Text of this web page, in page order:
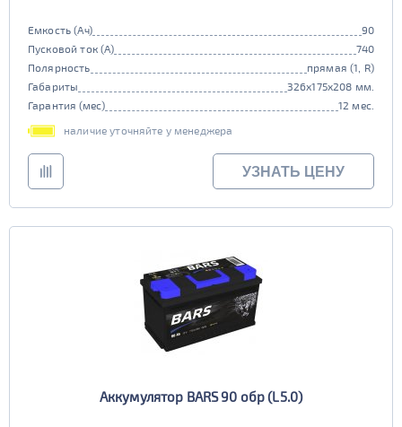
Емкость (Ач)
90
Пусковой ток (А)
740
Полярность
прямая (1, R)
Габариты
326x175x208 мм.
Гарантия (мес)
12 мес.
наличие уточняйте у менеджера
УЗНАТЬ ЦЕНУ
Аккумулятор BARS 90 обр (L5.0)